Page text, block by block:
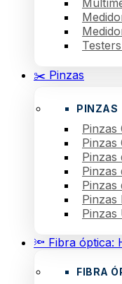
✂️ Pinzas
PINZAS
Pinzas
Pinzas
Pinzas
Pinzas
Pinzas
Pinzas
Pinzas
🔦 Fibra óptica:
FIBRA